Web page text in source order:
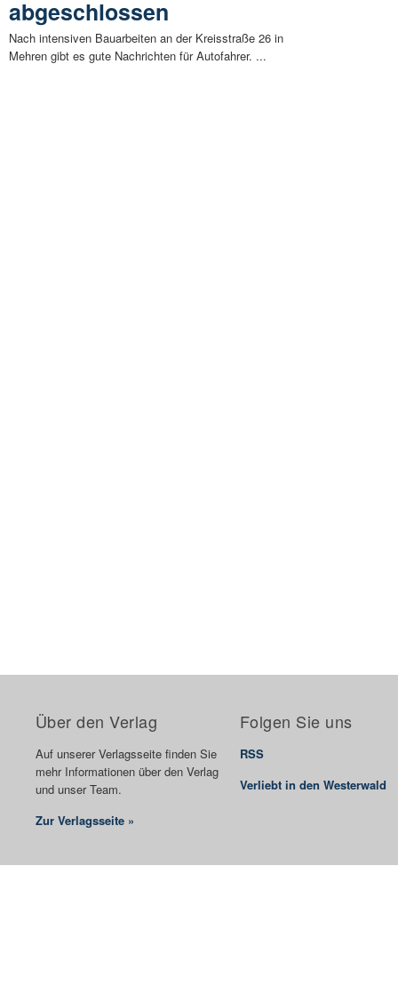
abgeschlossen
Nach intensiven Bauarbeiten an der Kreisstraße 26 in
Mehren gibt es gute Nachrichten für Autofahrer. ...
Über den Verlag
Auf unserer Verlagsseite finden Sie
mehr Informationen über den Verlag
und unser Team.
Zur Verlagsseite »
Folgen Sie uns
RSS
Verliebt in den Westerwald